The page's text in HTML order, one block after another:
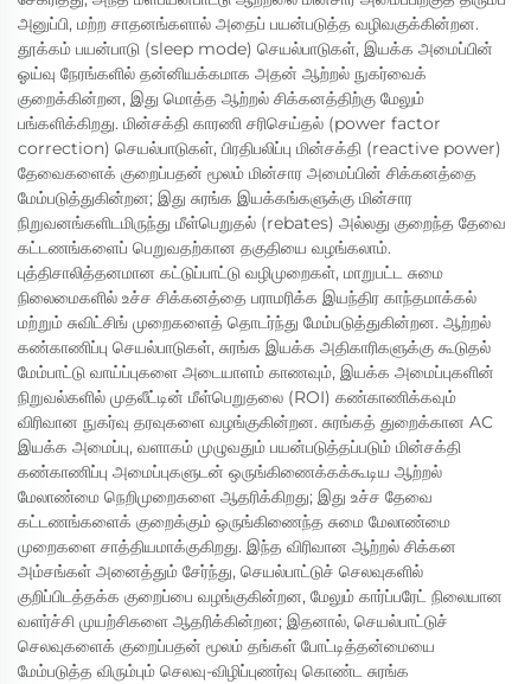
அனுப்பி, மற்ற சாதனங்களால் அதைப் பயன்படுத்த வழிவகுக்கின்றன.
தூக்கம் பயன்பாடு (sleep mode) செயல்பாடுகள், இயக்க அமைப்பின்
ஓய்வு நேரங்களில் தன்னியக்கமாக அதன் ஆற்றல் நுகர்வைக்
குறைக்கின்றன, இது மொத்த ஆற்றல் சிக்கனத்திற்கு மேலும்
பங்களிக்கிறது. மின்சக்தி காரணி சரிசெய்தல் (power factor
correction) செயல்பாடுகள், பிரதிபலிப்பு மின்சக்தி (reactive power)
தேவைகளைக் குறைப்பதன் மூலம் மின்சார அமைப்பின் சிக்கனத்தை
மேம்படுத்துகின்றன; இது சுரங்க இயக்கங்களுக்கு மின்சார
நிறுவனங்களிடமிருந்து மீள்பெறுதல் (rebates) அல்லது குறைந்த தேவை
கட்டணங்களைப் பெறுவதற்கான தகுதியை வழங்கலாம்.
புத்திசாலித்தனமான கட்டுப்பாட்டு வழிமுறைகள், மாறுபட்ட சுமை
நிலைமைகளில் உச்ச சிக்கனத்தை பராமரிக்க இயந்திர காந்தமாக்கல்
மற்றும் சுவிட்சிங் முறைகளைத் தொடர்ந்து மேம்படுத்துகின்றன. ஆற்றல்
கண்காணிப்பு செயல்பாடுகள், சுரங்க இயக்க அதிகாரிகளுக்கு கூடுதல்
மேம்பாட்டு வாய்ப்புகளை அடையாளம் காணவும், இயக்க அமைப்புகளின்
நிறுவல்களில் முதலீட்டின் மீள்பெறுதலை (ROI) கண்காணிக்கவும்
விரிவான நுகர்வு தரவுகளை வழங்குகின்றன. சுரங்கத் துறைக்கான AC
இயக்க அமைப்பு, வளாகம் முழுவதும் பயன்படுத்தப்படும் மின்சக்தி
கண்காணிப்பு அமைப்புகளுடன் ஒருங்கிணைக்கக்கூடிய ஆற்றல்
மேலாண்மை நெறிமுறைகளை ஆதரிக்கிறது; இது உச்ச தேவை
கட்டணங்களைக் குறைக்கும் ஒருங்கிணைந்த சுமை மேலாண்மை
முறைகளை சாத்தியமாக்குகிறது. இந்த விரிவான ஆற்றல் சிக்கன
அம்சங்கள் அனைத்தும் சேர்ந்து, செயல்பாட்டுச் செலவுகளில்
குறிப்பிடத்தக்க குறைப்பை வழங்குகின்றன, மேலும் கார்ப்பரேட் நிலையான
வளர்ச்சி முயற்சிகளை ஆதரிக்கின்றன; இதனால், செயல்பாட்டுச்
செலவுகளைக் குறைப்பதன் மூலம் தங்கள் போட்டித்தன்மையை
மேம்படுத்த விரும்பும் செலவு-விழிப்புணர்வு கொண்ட சுரங்க